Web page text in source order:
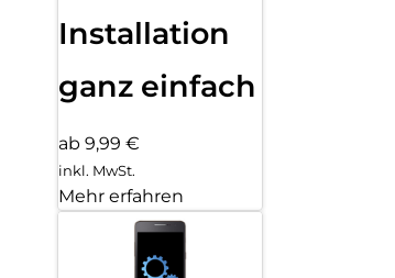
Installation
ganz einfach
ab 9,99 €
inkl. MwSt.
Mehr erfahren